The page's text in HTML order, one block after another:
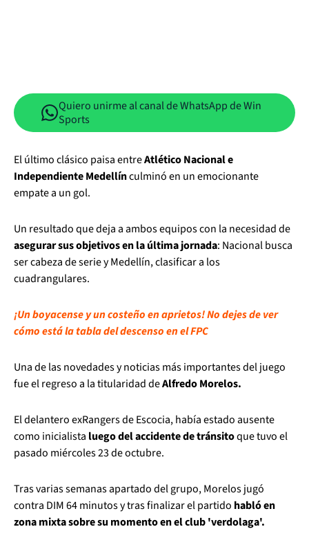
Quiero unirme al canal de WhatsApp de Win
Sports
El último clásico paisa entreAtlético Nacional e
Independiente Medellínculminó en un emocionante
empate a un gol.
Un resultado que deja a ambos equipos con la necesidad de
asegurar sus objetivos en la última jornada: Nacional busca
ser cabeza de serie y Medellín, clasificar a los
cuadrangulares.
¡Un boyacense y un costeño en aprietos! No dejes de ver
cómo está la tabla del descenso en el FPC
Una de las novedades y noticias más importantes del juego
fue el regreso a la titularidad deAlfredo Morelos.
El delantero exRangers de Escocia, había estado ausente
como inicialista luego del accidente de tránsitoque tuvo el
pasado miércoles 23 de octubre.
Tras varias semanas apartado del grupo, Morelos jugó
contra DIM 64 minutos y tras finalizar el partido habló en
zona mixta sobre su momento en el club 'verdolaga'.